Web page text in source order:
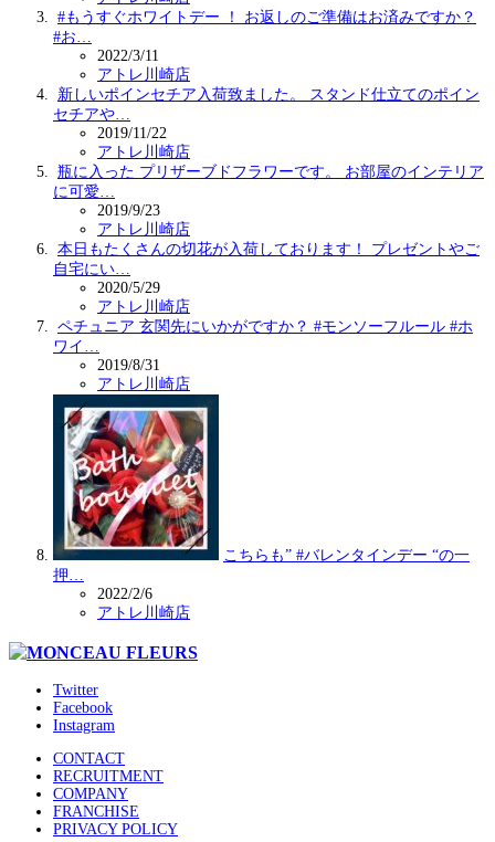
#もうすぐホワイトデー ！ お返しのご準備はお済みですか？
#お…
2022/3/11
アトレ川崎店
新しいポインセチア入荷致ました。 スタンド仕立てのポイン
セチアや…
2019/11/22
アトレ川崎店
瓶に入った プリザーブドフラワーです。 お部屋のインテリア
に可愛…
2019/9/23
アトレ川崎店
本日もたくさんの切花が入荷しております！ プレゼントやご
自宅にい…
2020/5/29
アトレ川崎店
ペチュニア 玄関先にいかがですか？ #モンソーフルール #ホ
ワイ…
2019/8/31
アトレ川崎店
こちらも” #バレンタインデー “の一
押…
2022/2/6
アトレ川崎店
Twitter
Facebook
Instagram
CONTACT
RECRUITMENT
COMPANY
FRANCHISE
PRIVACY POLICY